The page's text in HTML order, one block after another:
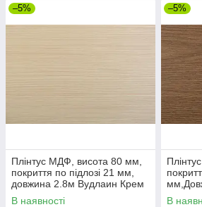
–5%
Плінтус МДФ, висота 80 мм,
покриття по підлозі 21 мм,
довжина 2.8м Вудлаин Крем
В наявності
–5%
В